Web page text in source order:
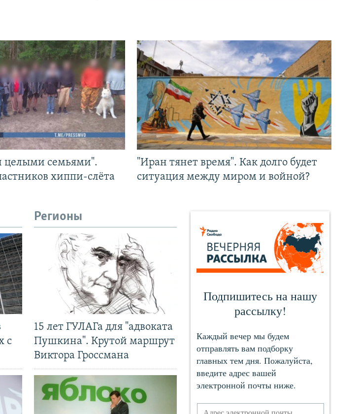
целыми семьями".
хиппи-слёта
"Иран тянет время". Как долго будет
ситуация между миром и войной?
с
Регионы
15 лет ГУЛАГа для "адвоката
Пушкина". Крутой маршрут
Виктора Гроссмана